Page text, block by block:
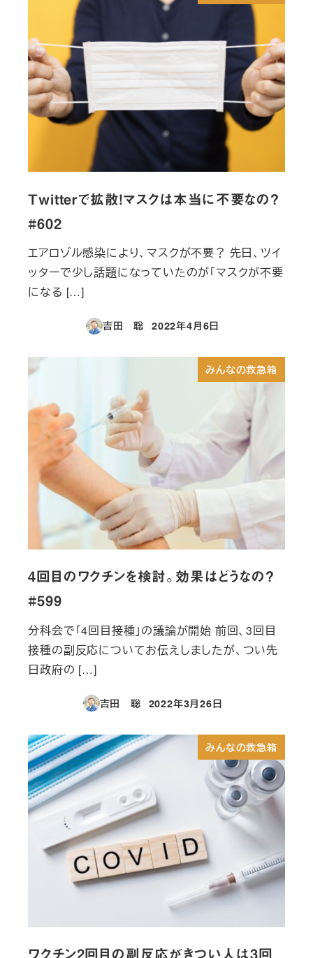
Twitterで拡散！マスクは本当に不要なの？
#602
エアロゾル感染により、マスクが不要？ 先日、ツイ
ッターで少し話題になっていたのが「マスクが不要
になる […]
吉田 聡
投稿日
2022年4月6日
みんなの救急箱
4回目のワクチンを検討。効果はどうなの？
#599
分科会で「4回目接種」の議論が開始 前回、3回目
接種の副反応についてお伝えしましたが、つい先
日政府の […]
吉田 聡
投稿日
2022年3月26日
みんなの救急箱
ワクチン2回目の副反応がきつい人は3回